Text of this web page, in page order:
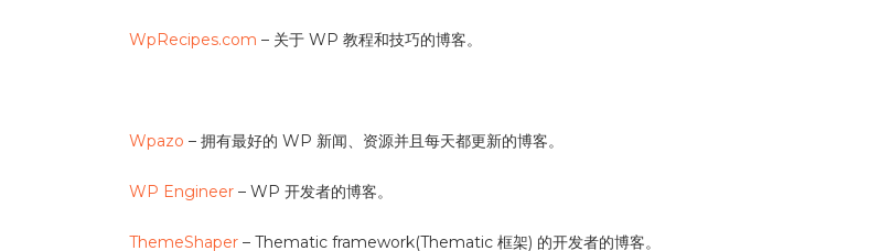
WpRecipes.com – 关于 WP 教程和技巧的博客。
Wpazo – 拥有最好的 WP 新闻、资源并且每天都更新的博客。
WP Engineer – WP 开发者的博客。
ThemeShaper – Thematic framework(Thematic 框架) 的开发者的博客。